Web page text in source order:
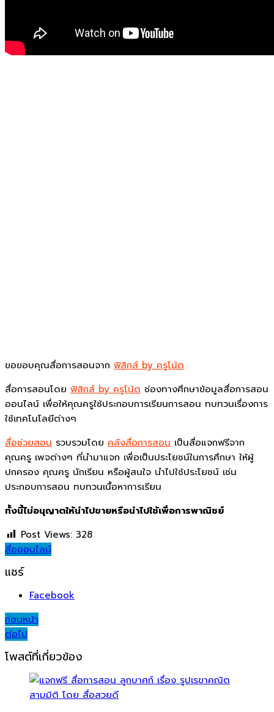
ขอขอบคุณสื่อการสอนจาก ฟิสิกส์ by ครูโน้ต
สื่อการสอนโดย ฟิสิกส์ by ครูโน้ต ช่องทางศึกษาข้อมูลสื่อการสอน
ออนไลน์ เพื่อให้คุณครูใช้ประกอบการเรียนการสอน ทบทวนเรื่องการ
ใช้เทคโนโลยีต่างๆ
สื่อช่วยสอน รวบรวมโดย คลังสื่อการสอน เป็นสื่อแจกฟรีจาก
คุณครู เพจต่างๆ ที่นำมาแจก เพื่อเป็นประโยชน์ในการศึกษา ให้ผู้
ปกครอง คุณครู นักเรียน หรือผู้สนใจ นำไปใช้ประโยชน์ เช่น
ประกอบการสอน ทบทวนเนื้อหาการเรียน
ทั้งนี้ไม่อนุญาตให้นำไปขายหรือนำไปใช้เพื่อการพาณิชย์
Post Views: 328
สื่อออนไลน์
แชร์
Facebook
Post
navigation
ก่อนหน้า
ต่อไป
โพสต์ที่เกี่ยวข้อง